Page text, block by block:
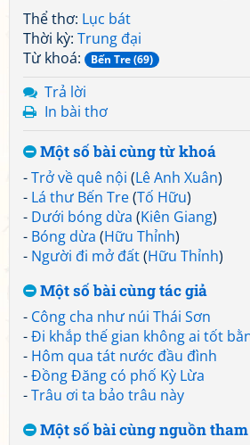
Thể thơ: Lục bát
Thời kỳ: Trung đại
Từ khoá:
Bến Tre (69)
Trả lời
In bài thơ
Một số bài cùng từ khoá
-Trở về quê nội (Lê Anh Xuân)
- Lá thư Bến Tre(Tố Hữu)
- Dưới bóng dừa (Kiên Giang)
- Bóng dừa (Hữu Thỉnh)
- Người đi mở đất(Hữu Thỉnh)
Một số bài cùng tác giả
- Công cha như núi Thái Sơn
-Đi khắp thế gian không ai tốt
- Hôm qua tát nước đầu đình
-Đồng Đăng có phố Kỳ Lừa
-Trâu ơi ta bảo trâu này
Một số bài cùng nguồn